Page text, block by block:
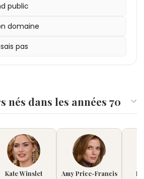
public
domaine
pas
nés dans les années 70
Kate Winslet Amy Price-Francis